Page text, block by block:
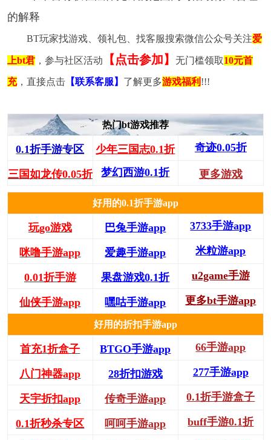
的解释
BT玩家找游戏、领礼包、找客服搜索微信公众号关注爱
上bt君，参与社区活动 【点击参加】 无门槛领取10元首
充，直接点击【联系客服】 了解更多游戏福利 !!!
热门bt游戏推荐
0.1折手游专区 少年三国志0.1折 奇迹0.05折
三国如龙传0.05折 梦幻西游0.1折 更多游戏
好用的0.1折手游app
玩go游戏 巴兔手游app 3733手游app
咪噜手游app 爱趣手游app 米粒游app
0.01折手游 果盘游戏0.1折 u2game手游
仙侠手游app 嘿咕手游app 更多bt手游app
好用的折扣手游app
首充1折盒子 BTGO手游app 66手游app
八门神器app 28折扣游戏 277手游app
天宇折扣app 传奇手游app 0.1折手游盒子
0.1折秒杀专区 呵呵手游app buff手游0.1折